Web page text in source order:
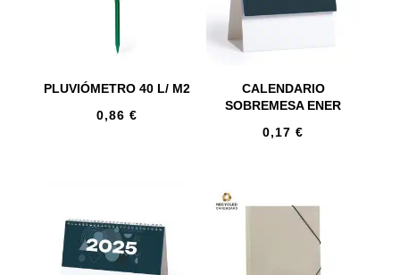
PLUVIÓMETRO 40 L/ M2
0,86 €
CALENDARIO
SOBREMESA ENER
0,17€